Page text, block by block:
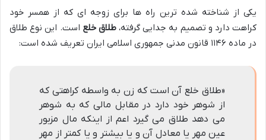
یکی از شناخته شده ترین راه ها برای زوجه ای که از همسر خود
کراهت دارد و تصمیم به جدایی گرفته،طلاق خلع است. این نوع طلاق
در ماده ۱۱۴۶ قانون مدنی جمهوری اسلامی ایران تعریف شده است:
«طلاق خلع آن است که زن به واسطه کراهتی که
از شوهر خود دارد در مقابل مالی که به شوهر
می دهد طلاق می گیرد اعم از اینکه مال مزبور
عین مهر یا معادل آن و یا بیشتر و یا کمتر از مهر